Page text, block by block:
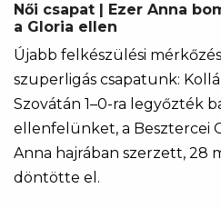
Női csapat | Ezer Anna
a Gloria ellen
Újabb felkészülési
szuperligás csapatunk:
Szovátán 1–0-ra legyőzték
ellenfelünket, a Besztercei
Anna hajrában szerzett, 28
döntötte el.